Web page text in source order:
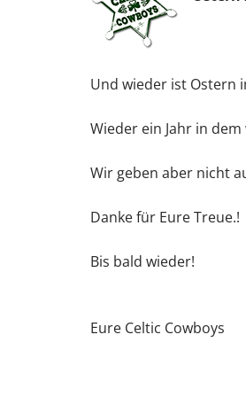
Und wieder ist Ostern
Wieder ein Jahr in
Wir geben aber nicht
Danke für Eure Treue.!
Bis bald wieder!
Eure Celtic Cowboys